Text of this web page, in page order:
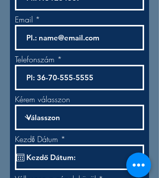
Email
Telefonszám
Kérem válasszon
Kezdő Dátum *
e
q
u
i